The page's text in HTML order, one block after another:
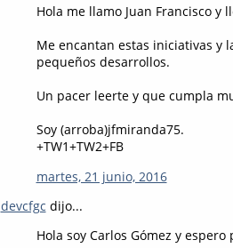
Hola me llamo Juan Francisco y
Me encantan estas iniciativas y
pequeños desarrollos.
Un pacer leerte y que cumpla
Soy (arroba)jfmiranda75.
+TW1+TW2+FB
martes, 21 junio, 2016
devcfgc dijo...
Hola soy Carlos Gómez y